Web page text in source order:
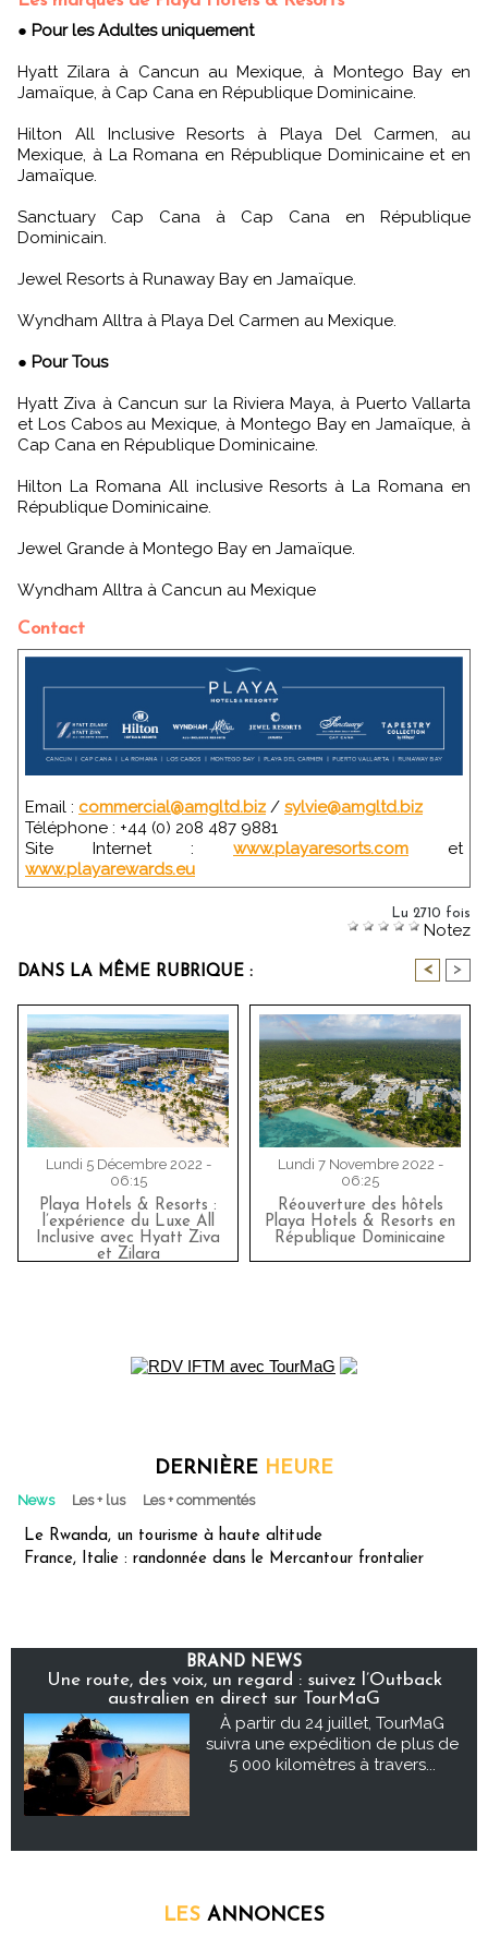
Pour les Adultes uniquement
Hyatt Zilara à Cancun au Mexique, à Montego Bay en
Jamaïque, à Cap Cana en République Dominicaine.
Hilton All Inclusive Resorts à Playa Del Carmen, au
Mexique, à La Romana en République Dominicaine et en
Jamaïque.
Sanctuary Cap Cana à Cap Cana en République
Dominicain.
Jewel Resorts à Runaway Bay en Jamaïque.
Wyndham Alltra à Playa Del Carmen au Mexique.
● Pour Tous
Hyatt Ziva à Cancun sur la Riviera Maya, à Puerto Vallarta
et Los Cabos au Mexique, à Montego Bay en Jamaïque, à
Cap Cana en République Dominicaine.
Hilton La Romana All inclusive Resorts à La Romana en
République Dominicaine.
Jewel Grande à Montego Bay en Jamaïque.
Wyndham Alltra à Cancun au Mexique
Contact
Email : commercial@amgltd.biz/ sylvie@amgltd.biz
Téléphone : +44 (0) 208 487 9881
Site Internet : www.playaresorts.com et
www.playarewards.eu
Lu 2710 fois
Notez
DANS LA MÊME RUBRIQUE : < >
Lundi 5 Décembre 2022 -
06:15
Playa Hotels & Resorts :
l’expérience du Luxe All
Inclusive avec Hyatt Ziva
et Zilara
Lundi 7 Novembre 2022 -
06:25
Réouverture des hôtels
Playa Hotels & Resorts en
République Dominicaine
DERNIÈRE HEURE
News Les + lus Les + commentés
Le Rwanda, un tourisme à haute altitude
France, Italie : randonnée dans le Mercantour frontalier
BRAND NEWS
Une route, des voix, un regard : suivez l’Outback
australien en direct sur TourMaG
À partir du 24 juillet, TourMaG
suivra une expédition de plus de
5 000 kilomètres à travers...
LES ANNONCES